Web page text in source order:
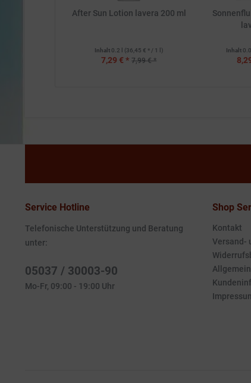
After Sun Lotion lavera 200 ml
Inhalt 0.2 l (36,45 € * / 1 l)
7,29 € * 7,99 € *
Inhalt
Service Hotline
Telefonische Unterstützung und Beratung
unter:
05037 / 30003-90
Mo-Fr, 09:00 - 19:00 Uhr
Shop
Kontakt
Versand-